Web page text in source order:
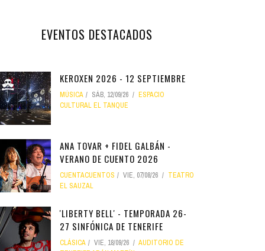
EVENTOS DESTACADOS
KEROXEN 2026 - 12 SEPTIEMBRE
MÚSICA SÁB, 12/09/26
ESPACIO
CULTURAL EL TANQUE
ANA TOVAR + FIDEL GALBÁN -
VERANO DE CUENTO 2026
CUENTACUENTOS VIE, 07/08/26
TEATRO
EL SAUZAL
'LIBERTY BELL' - TEMPORADA 26-
27 SINFÓNICA DE TENERIFE
CLÁSICA VIE, 18/09/26
AUDITORIO DE